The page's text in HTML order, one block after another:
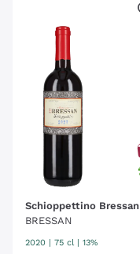
Schioppettino Bressan
BRESSAN
2020 | 75 cl | 13%